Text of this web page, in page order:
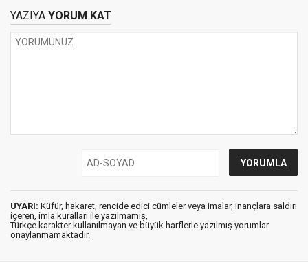
YAZIYA YORUM KAT
UYARI: Küfür, hakaret, rencide edici cümleler veya imalar, inançlara saldırı
içeren, imla kuralları ile yazılmamış,
Türkçe karakter kullanılmayan ve büyük harflerle yazılmış yorumlar
onaylanmamaktadır.